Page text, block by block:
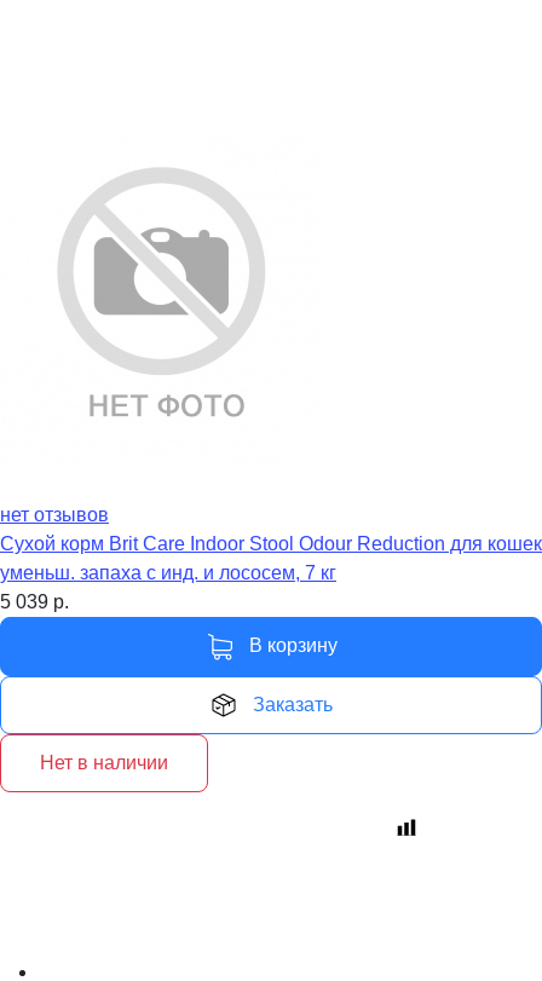
нет отзывов
Сухой корм Brit Care Indoor Stool Odour Reduction для кошек
уменьш. запаха с инд. и лососем, 7 кг
5 039 р.
В корзину
Заказать
Нет в наличии